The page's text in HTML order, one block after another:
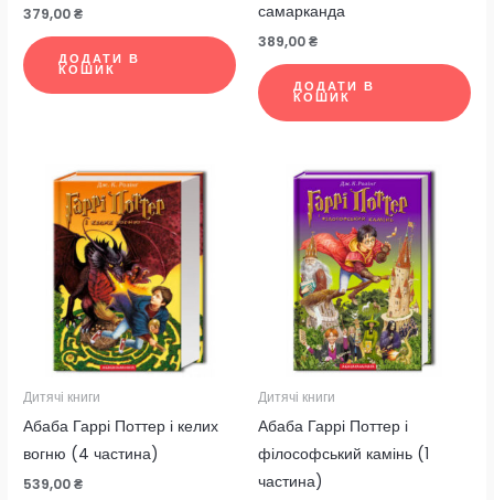
379,00₴
ДОДАТИ В
КОШИК
самарканда
389,00₴
ДОДАТИ В
КОШИК
Дитячі книги
Абаба Гаррі Поттер і келих
вогню (4 частина)
539,00₴
Дитячі книги
Абаба Гаррі Поттер і
філософський камінь (1
частина)